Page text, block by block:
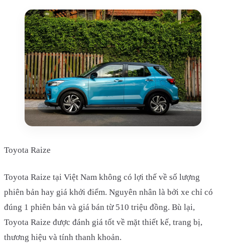
Toyota Raize
Toyota Raize tại Việt Nam không có lợi thế về số lượng
phiên bản hay giá khởi điểm. Nguyên nhân là bởi xe chỉ có
đúng 1 phiên bản và giá bán từ 510 triệu đồng. Bù lại,
Toyota Raize được đánh giá tốt về mặt thiết kế, trang bị,
thương hiệu và tính thanh khoản.